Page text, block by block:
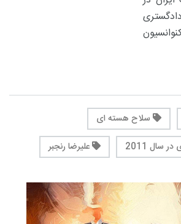
سلاح هسته ای
سال 2011
علیرضا رنجبر